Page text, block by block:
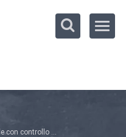
con controllo di